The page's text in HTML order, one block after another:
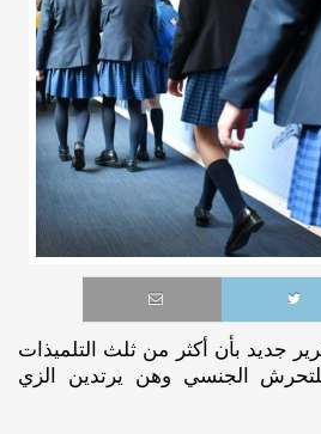
جديد بأن أكثر من ثلث التلميذات
الجنسي وهن يرتدين الزي